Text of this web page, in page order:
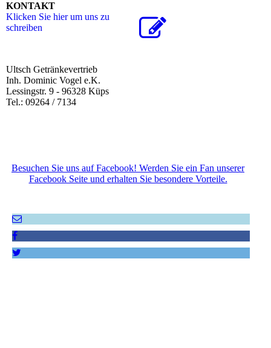
KONTAKT
Klicken Sie hier um uns zu
schreiben
Ultsch Getränkevertrieb
Inh. Dominic Vogel e.K.
Lessingstr. 9 - 96328 Küps
Tel.: 09264 / 7134
Besuchen Sie uns auf Facebook! Werden Sie ein Fan unserer
Facebook Seite und erhalten Sie besondere Vorteile.